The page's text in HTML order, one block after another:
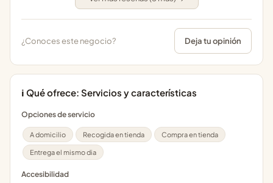
¿Conoces este negocio? Deja tu opinión
ℹ️ Qué ofrece: Servicios y características
Opciones de servicio
A domicilio Recogida en tienda Compra en tienda
Entrega el mismo dia
Accesibilidad